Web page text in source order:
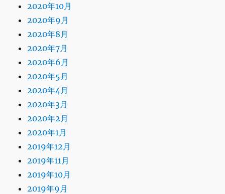
2020年10月
2020年9月
2020年8月
2020年7月
2020年6月
2020年5月
2020年4月
2020年3月
2020年2月
2020年1月
2019年12月
2019年11月
2019年10月
2019年9月